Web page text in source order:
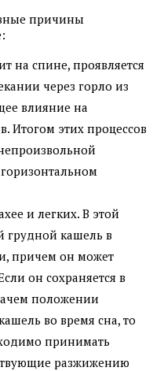
причины
на спине, проявляется
через горло из
влияние на
Итогом этих процессов
и легких. В этой
грудной кашель в
причем он может
он сохраняется в
положении
во время сна, то
принимать
разжижению